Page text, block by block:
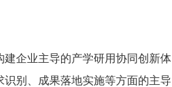
建企业主导的产学研用协同创新体
别、成果落地实施等方面的主导